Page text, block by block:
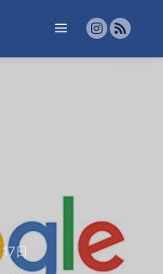
日